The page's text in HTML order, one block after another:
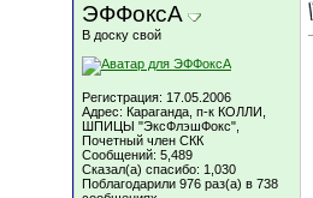
ЭФФоксА
В доску свой
Регистрация: 17.05.2006
Адрес: Караганда, п-к КОЛЛИ,
ШПИЦЫ "ЭксФлэшФокс",
Почетный член СКК
Сообщений: 5,489
Сказал(а) спасибо: 1,030
Поблагодарили 976 раз(а) в 738